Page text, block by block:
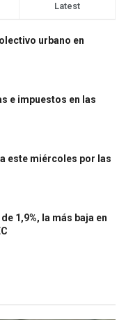
Latest
urbano en
e impuestos en las
este miércoles por las
1,9%, la más baja en